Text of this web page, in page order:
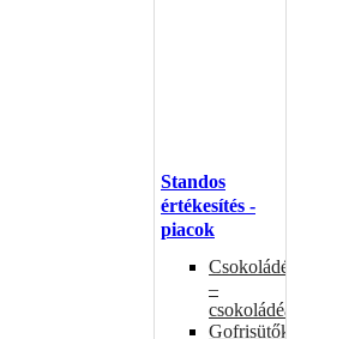
Standos
értékesítés -
piacok
Csokoládémelegítők
–
csokoládéadagolók
Gofrisütők